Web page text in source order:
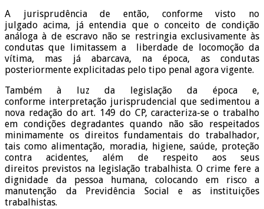
A jurisprudência de então, conforme visto no
julgado acima, já entendia que o conceito de condição
análoga à de escravo não se restringia exclusivamente às
condutas que limitassem a liberdade de locomoção da
vítima, mas já abarcava, na época, as condutas
posteriormente explicitadas pelo tipo penal agora vigente.
Também à luz da legislação da época e,
conforme interpretação jurisprudencial que sedimentou a
nova redação do art. 149 do CP, caracteriza-se o trabalho
em condições degradantes quando não são respeitados
minimamente os direitos fundamentais do trabalhador,
tais como alimentação, moradia, higiene, saúde, proteção
contra acidentes, além de respeito aos seus
direitos previstos na legislação trabalhista. O crime fere a
dignidade da pessoa humana, colocando em risco a
manutenção da Previdência Social e as instituições
trabalhistas.